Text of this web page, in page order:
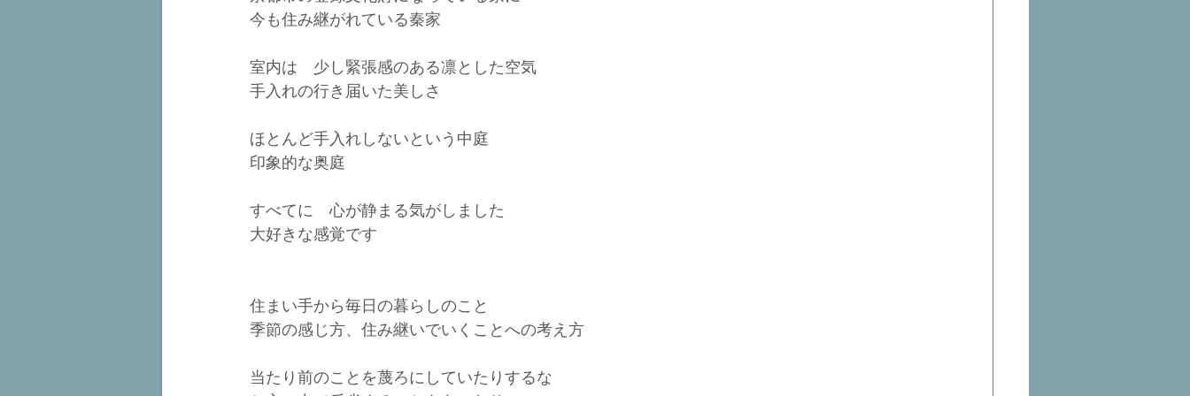
今も住み継がれている秦家
室内は　少し緊張感のある凛とした空気
手入れの行き届いた美しさ
ほとんど手入れしないという中庭
印象的な奥庭
すべてに　心が静まる気がしました
大好きな感覚です
住まい手から毎日の暮らしのこと
季節の感じ方、住み継いでいくことへの考え方
当たり前のことを蔑ろにしていたりするな